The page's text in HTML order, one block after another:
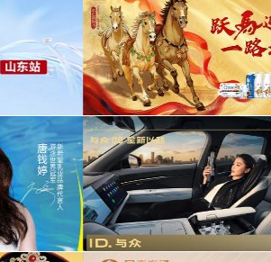
公司2026年中策略会提供音
为华为Vision智慧
华剪项目
博物馆马年限定礼盒宣传项
提供音乐版权
为《出发吧麦芬》